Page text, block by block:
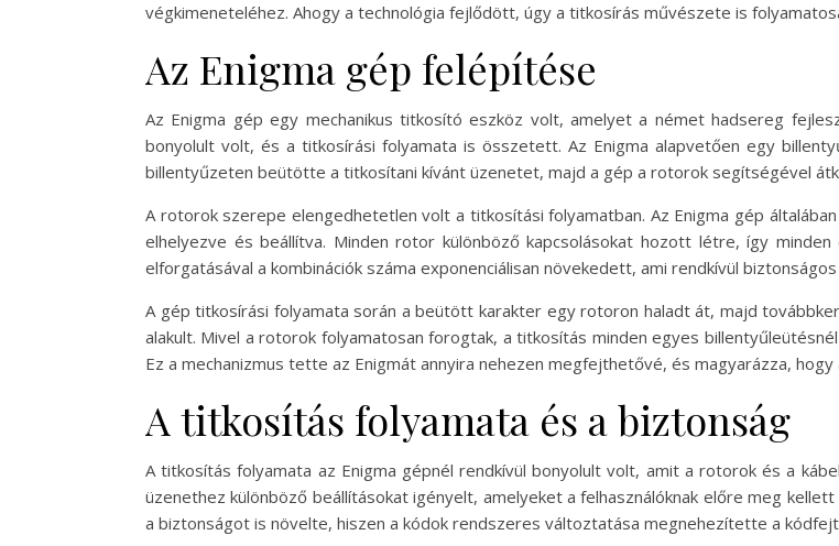
végkimeneteléhez. Ahogy a technológia fejlődött, úgy a titkosírás művészete is
Az Enigma gép felépítése
Az Enigma gép egy mechanikus titkosító eszköz volt, amelyet a német hadsereg
bonyolult volt, és a titkosírási folyamata is összetett. Az Enigma alapvetően egy
billentyűzeten beütötte a titkosítani kívánt üzenetet, majd a gép a rotorok segítségével
A rotorok szerepe elengedhetetlen volt a titkosítási folyamatban. Az Enigma gép
elhelyezve és beállítva. Minden rotor különböző kapcsolásokat hozott létre, így
elforgatásával a kombinációk száma exponenciálisan növekedett, ami rendkívül
A gép titkosírási folyamata során a beütött karakter egy rotoron haladt át, majd
alakult. Mivel a rotorok folyamatosan forogtak, a titkosítás minden egyes
Ez a mechanizmus tette az Enigmát annyira nehezen megfejthetővé, és magyarázza,
A titkosítás folyamata és a biztonság
A titkosítás folyamata az Enigma gépnél rendkívül bonyolult volt, amit a rotorok és a
üzenethez különböző beállításokat igényelt, amelyeket a felhasználóknak előre meg
a biztonságot is növelte, hiszen a kódok rendszeres változtatása megnehezítette a